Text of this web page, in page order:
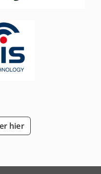
op onze website.
informatie heeft
zodat we de
Bankgegevens:
106 1102 CT
hier